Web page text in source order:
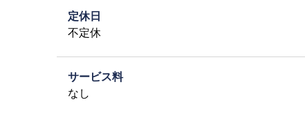
定休日
不定休
サービス料
なし